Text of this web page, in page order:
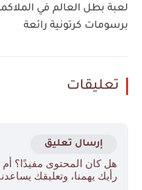
لعبة بطل العالم في
برسومات كرتونية رائعة
تعليقات
إرسال تعليق
هل كان المحتوى مفيدًا؟ أم
رأيك يهمنا، وتعليقك